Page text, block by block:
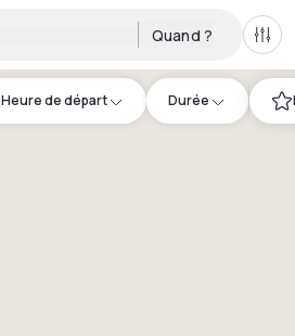
Quand ?
Heure de départ Durée